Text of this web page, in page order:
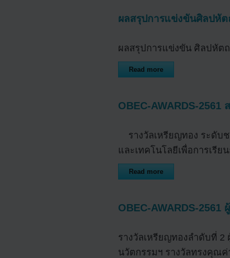
ผลสรุปการแข่งขันศิลปหัต
ผลสรุปการแข่งขัน ศิลปหัต
Read more
OBEC-AWARDS​-2561
รางวัลเหรียญทอง ระดับ
และเทคโนโลยีเพื่อการเรี
Read more
OBEC-AWARDS​-2561
รางวัลเหรียญทองลำดับที่
นวัตกรรมฯ รางวัลทรงคุณค่